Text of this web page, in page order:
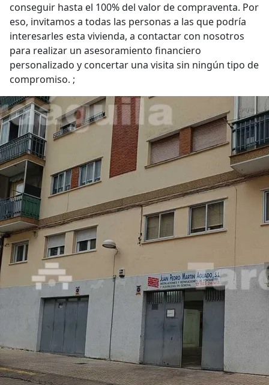
conseguir hasta el 100% del valor de compraventa. Por
eso, invitamos a todas las personas a las que podría
interesarles esta vivienda, a contactar con nosotros
para realizar un asesoramiento financiero
personalizado y concertar una visita sin ningún tipo de
compromiso. ;